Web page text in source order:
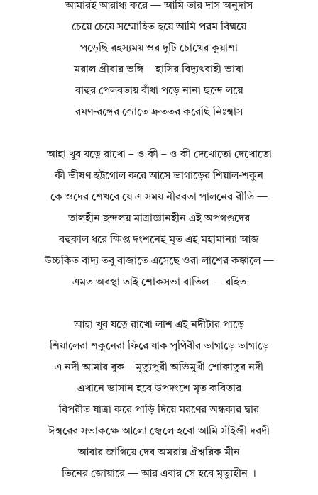
আমারই আরাধ্য করে — আমি তার দাস অনুদাস
চেয়ে চেয়ে সম্মোহিত হয়ে আমি পরম বিষ্ময়ে
পড়েছি রহস্যময় ওর দুটি চোখের কুয়াশা
মরাল গ্রীবার ভঙ্গি – হাসির বিদ্যুৎবাহী ভাষা
বাহুর পেলবতায় বাঁধা পড়ে নানা ছন্দে লয়ে
রমণ-রঙ্গের স্রোতে দ্রুততর করেছি নিঃশ্বাস
আহা খুব যত্নে রাখো – ও কী – ও কী দেখোতো দেখোতো
কী ভীষণ হট্টগোল করে আসে ভাগাড়ের শিয়াল-শকুন
কে ওদের শেখবে যে এ সময় নীরবতা পালনের রীতি —
তালহীন ছন্দলয় মাত্রাজ্ঞানহীন এই অপগণ্ডদের
বহুকাল ধরে ক্ষিপ্ত দংশনেই মৃত এই মহামান্যা আজ
উচ্চকিত বাদ্য তবু বাজাতে এসেছে ওরা লাশের কঙ্কালে —
এমত অবস্থা তাই শোকসভা বাতিল — রহিত
আহা খুব যত্নে রাখো লাশ এই নদীটার পাড়ে
শিয়ালেরা শকুনেরা ফিরে যাক পৃথিবীর ভাগাড়ে ভাগাড়ে
এ নদী আমার বুক – মৃত্যুপুরী অভিমুখী শোকাতুর নদী
এখানে ভাসান হবে উপদংশে মৃত কবিতার
বিপরীত যাত্রা করে পাড়ি দিয়ে মরণের অন্ধকার দ্বার
ঈশ্বরের সভাকক্ষে আলো জ্বেলে হবো আমি সাঁইজী দরদী
আবার জাগিয়ে দেব অমরায় ঐশ্বরিক মীন
তিনের জোয়ারে — আর এবার সে হবে মৃত্যুহীন ।